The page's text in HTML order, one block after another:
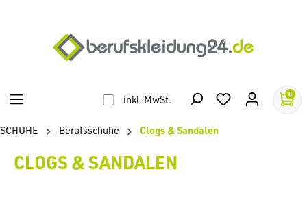
inkl. MwSt. 0
SCHUHE Berufsschuhe Clogs & Sandalen
CLOGS & SANDALEN